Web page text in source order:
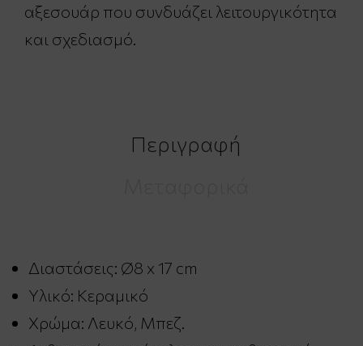
αξεσουάρ που συνδυάζει λειτουργικότητα
και σχεδιασμό.
Περιγραφή
Διαστάσεις: Ø8 x 17 cm
Υλικό: Κεραμικό
Χρώμα: Λευκό, Μπεζ.